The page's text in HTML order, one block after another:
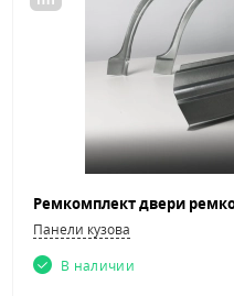
Панели кузова
В наличии